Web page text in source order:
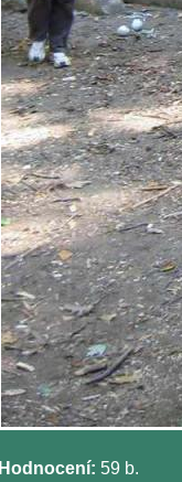
Hodnocení: 59 b.